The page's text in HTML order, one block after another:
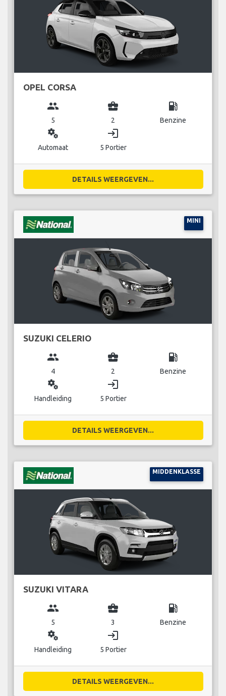
OPEL CORSA
group
5
business_center
2
local_gas_station
Benzine
miscellaneous_services
Automaat
login
5 Portier
DETAILS WEERGEVEN...
MINI
SUZUKI CELERIO
group
4
business_center
2
local_gas_station
Benzine
miscellaneous_services
Handleiding
login
5 Portier
DETAILS WEERGEVEN...
MIDDENKLASSE
SUZUKI VITARA
group
5
business_center
3
local_gas_station
Benzine
miscellaneous_services
Handleiding
login
5 Portier
DETAILS WEERGEVEN...